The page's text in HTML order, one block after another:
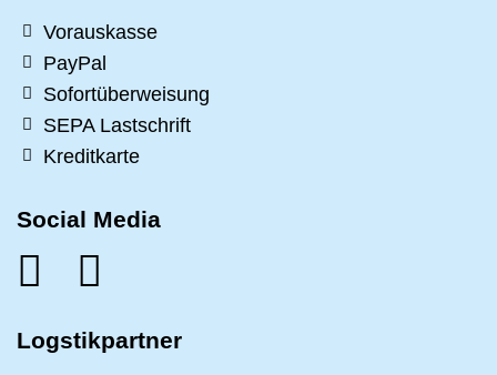
Vorauskasse
PayPal
Sofortüberweisung
SEPA Lastschrift
Kreditkarte
Social Media
Logstikpartner